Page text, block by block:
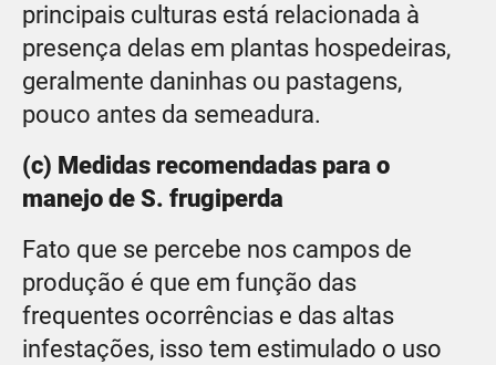
principais culturas está relacionada à
presença delas em plantas hospedeiras,
geralmente daninhas ou pastagens,
pouco antes da semeadura.
(c) Medidas recomendadas para o
manejo de S. frugiperda
Fato que se percebe nos campos de
produção é que em função das
frequentes ocorrências e das altas
infestações, isso tem estimulado o uso